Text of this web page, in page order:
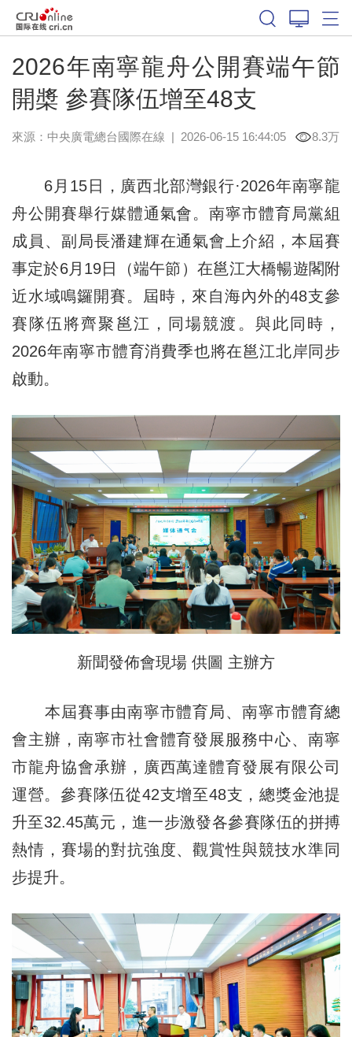
2026年南寧龍舟公開賽端午節
開槳 參賽隊伍增至48支
來源：中央廣電總台國際在線 | 2026-06-15 16:44:05 8.3万
6月15日，廣西北部灣銀行·2026年南寧龍
舟公開賽舉行媒體通氣會。南寧市體育局黨組
成員、副局長潘建輝在通氣會上介紹，本屆賽
事定於6月19日（端午節）在邕江大橋暢遊閣附
近水域鳴鑼開賽。屆時，來自海內外的48支參
賽隊伍將齊聚邕江，同場競渡。與此同時，
2026年南寧市體育消費季也將在邕江北岸同步
啟動。
新聞發佈會現場 供圖 主辦方
本屆賽事由南寧市體育局、南寧市體育總
會主辦，南寧市社會體育發展服務中心、南寧
市龍舟協會承辦，廣西萬達體育發展有限公司
運營。參賽隊伍從42支增至48支，總獎金池提
升至32.45萬元，進一步激發各參賽隊伍的拼搏
熱情，賽場的對抗強度、觀賞性與競技水準同
步提升。